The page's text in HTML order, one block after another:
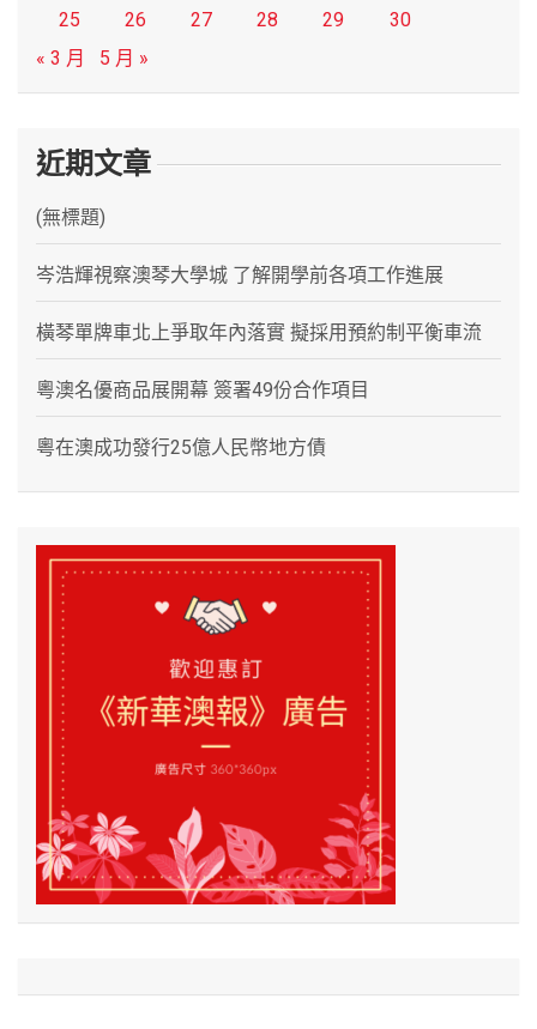
25
26 27 28 29
30
« 3 月
5 月 »
近期文章
(無標題)
岑浩輝視察澳琴大學城 了解開學前各項工作進展
橫琴單牌車北上爭取年內落實 擬採用預約制平衡車流
粵澳名優商品展開幕 簽署49份合作項目
粵在澳成功發行25億人民幣地方債